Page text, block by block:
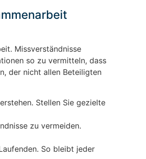
Missverständnisse
so zu vermitteln, dass
der nicht allen Beteiligten
Stellen Sie gezielte
zu vermeiden.
So bleibt jeder